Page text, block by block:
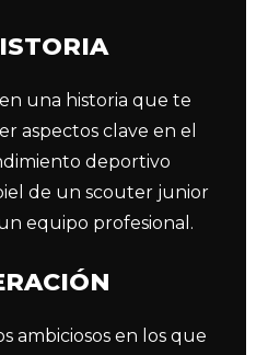
una historia que te
aspectos clave en el
deportivo
de un scouter junior
equipo profesional.
ambiciosos en los que